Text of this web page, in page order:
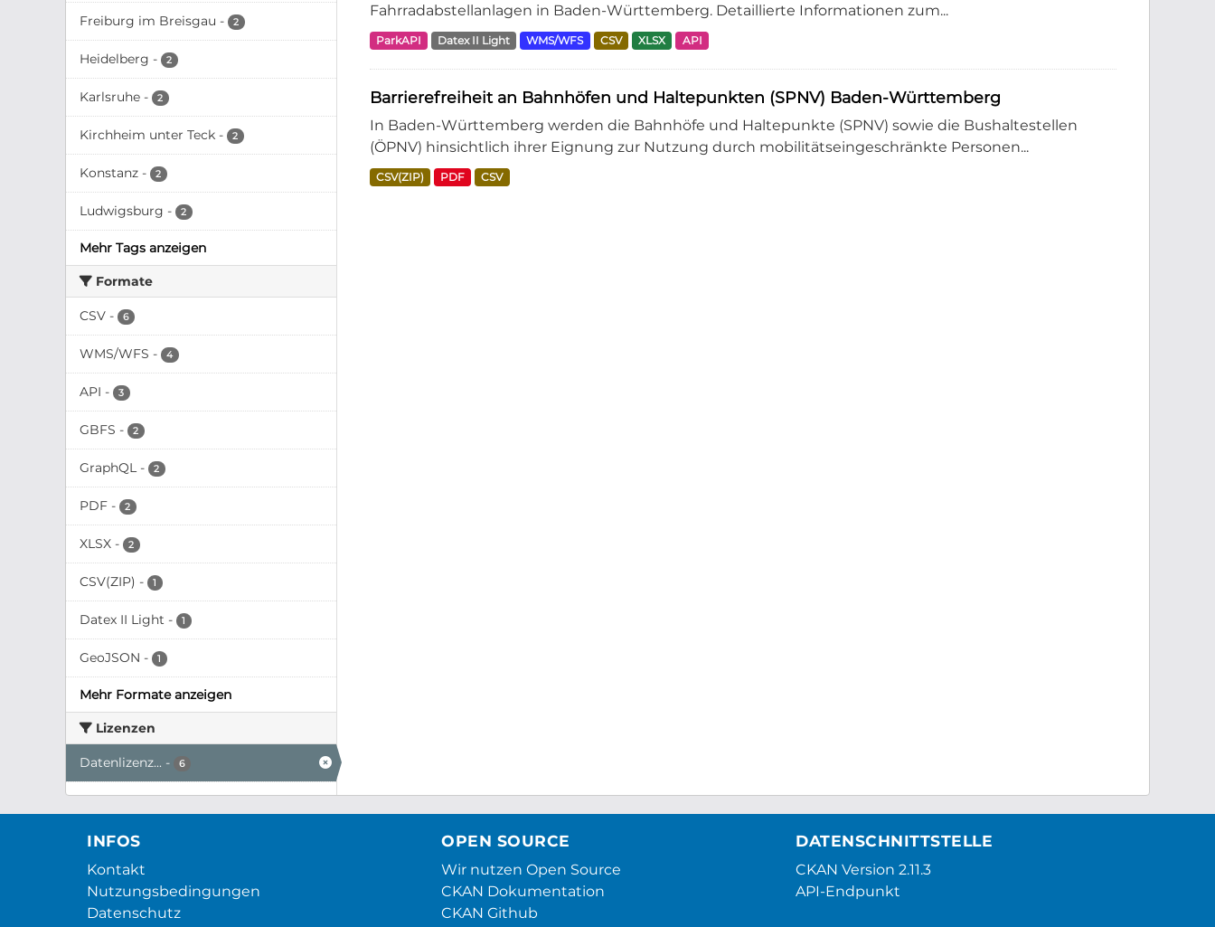
Freiburg im Breisgau - 2
Heidelberg - 2
Karlsruhe - 2
Kirchheim unter Teck - 2
Konstanz - 2
Ludwigsburg - 2
Mehr Tags anzeigen
Formate
CSV - 6
WMS/WFS - 4
API - 3
GBFS - 2
GraphQL - 2
PDF - 2
XLSX - 2
CSV(ZIP) - 1
Datex II Light - 1
GeoJSON - 1
Mehr Formate anzeigen
Lizenzen
Datenlizenz... - 6
Fahrradabstellanlagen in Baden-Württemberg. Detaillierte Informationen zum...
ParkAPI Datex II Light WMS/WFS CSV XLSX API
Barrierefreiheit an Bahnhöfen und Haltepunkten (SPNV) Baden-Württemberg
In Baden-Württemberg werden die Bahnhöfe und Haltepunkte (SPNV) sowie die Bushaltestellen
(ÖPNV) hinsichtlich ihrer Eignung zur Nutzung durch mobilitätseingeschränkte Personen...
CSV(ZIP) PDF CSV
INFOS
Kontakt
Nutzungsbedingungen
Datenschutz
OPEN SOURCE
Wir nutzen Open Source
CKAN Dokumentation
CKAN Github
DATENSCHNITTSTELLE
CKAN Version 2.11.3
API-Endpunkt